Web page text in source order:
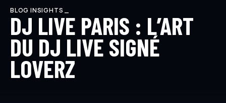
BLOG INSIGHTS _
DJ LIVE PARIS : L’ART
DU DJ LIVE SIGNÉ
LOVERZ